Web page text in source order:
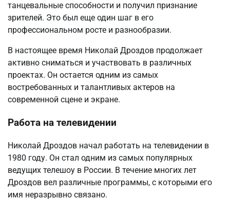
танцевальные способности и получил признание
зрителей. Это был еще один шаг в его
профессиональном росте и разнообразии.
В настоящее время Николай Дроздов продолжает
активно сниматься и участвовать в различных
проектах. Он остается одним из самых
востребованных и талантливых актеров на
современной сцене и экране.
Работа на телевидении
Николай Дроздов начал работать на телевидении в
1980 году. Он стал одним из самых популярных
ведущих телешоу в России. В течение многих лет
Дроздов вел различные программы, с которыми его
имя неразрывно связано.